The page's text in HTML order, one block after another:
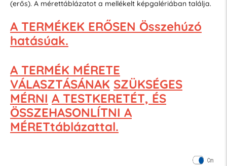
(erős). A mérettáblázatot a mellékelt képgalériában találja.
A TERMÉKEK ERŐSEN Összehúzó
hatásúak.
A TERMÉK MÉRETE
VÁLASZTÁSÁNAK SZÜKSÉGES
MÉRNI A TESTKERETÉT, ÉS
ÖSSZEHASONLÍTNI A
MÉRETtáblázattal.